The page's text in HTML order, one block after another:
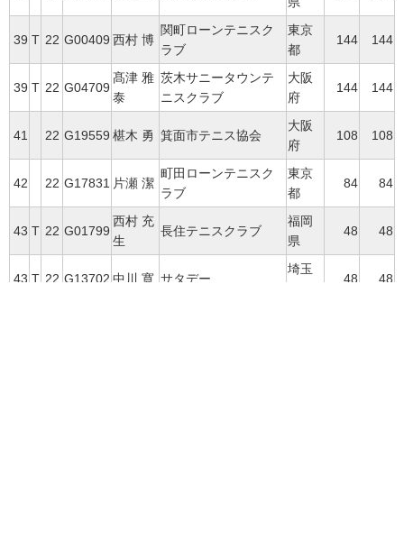
39 T 22 G00409 西村 博
関町ローンテニスク
ラブ
東京
都
144 144
39 T 22 G04709
髙津 雅
泰
茨木サニータウンテ
ニスクラブ
大阪
府
144 144
41 22 G19559 椹木 勇 箕面市テニス協会
大阪
府
108 108
42 22 G17831 片瀬 潔
町田ローンテニスク
ラブ
東京
都
84 84
43 T 22 G01799
西村 充
生
長住テニスクラブ
福岡
県
48 48
43 T 22 G13702 中川 寛 サタデー
埼玉
48 48